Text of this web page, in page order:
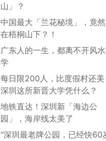
山」？
中国最大「兰花秘境」，竟
在梧桐山下？！
广东人的一生，都离不开风
学
每日限200人，比度假村还美
深圳这所新晋大学凭什么？
地铁直达！深圳新「海边公
园」，海岸线太美了
“深圳最老牌公园，已经快60